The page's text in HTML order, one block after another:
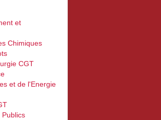
et
Chimiques
CGT
et de l'Energie
Publics